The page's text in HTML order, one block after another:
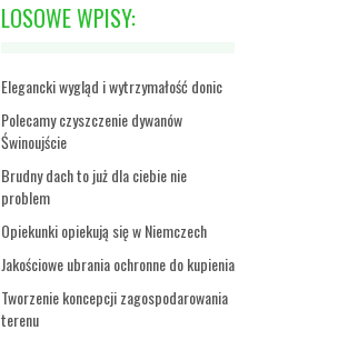
LOSOWE WPISY:
Elegancki wygląd i wytrzymałość donic
Polecamy czyszczenie dywanów
Świnoujście
Brudny dach to już dla ciebie nie
problem
Opiekunki opiekują się w Niemczech
Jakościowe ubrania ochronne do kupienia
Tworzenie koncepcji zagospodarowania
terenu